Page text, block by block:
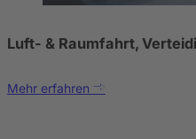
Luft- & Raumfahrt,
Mehr erfahren